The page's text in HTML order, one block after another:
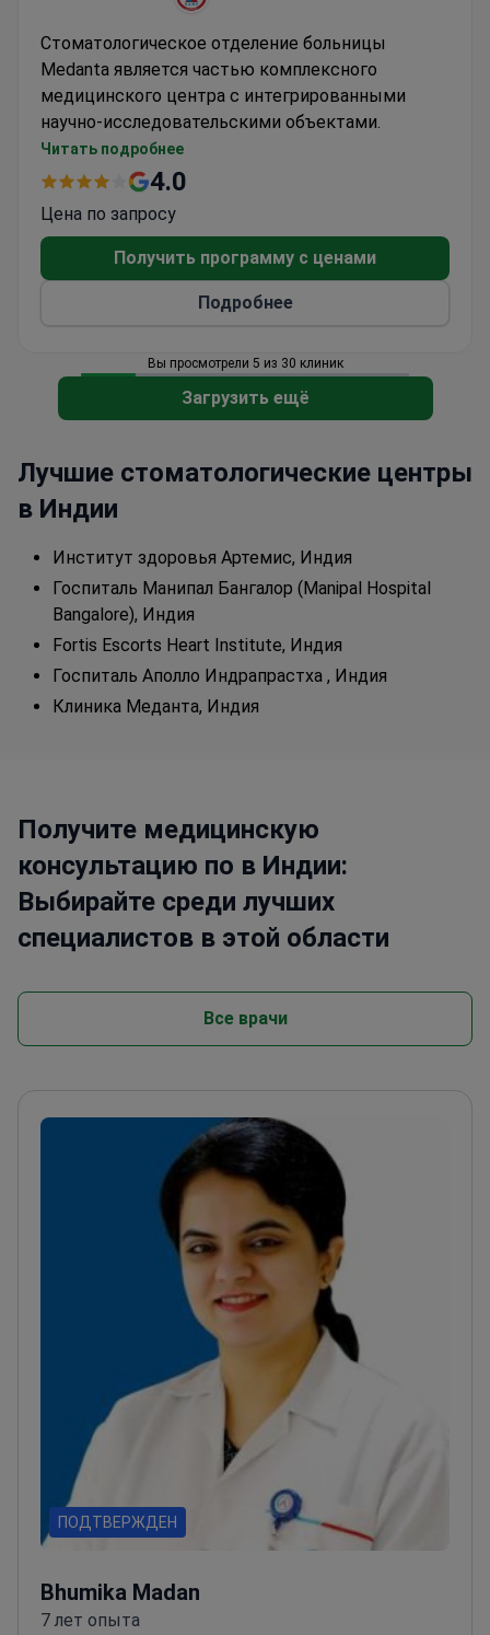
Стоматологическое отделение больницы
Medanta является частью комплексного
медицинского центра с интегрированными
научно-исследовательскими объектами.
Охватывает общие и специализированные
стоматологические процедуры
экспертизе при необходимости
Современное стоматологическое
оборудование в условиях полноценного
Читать подробнее
4.0
Цена по запросу
Получить программу с ценами
Подробнее
Вы просмотрели 5 из 30 клиник
Загрузить ещё
Лучшие стоматологические центры
в Индии
Институт здоровья Артемис, Индия
Госпиталь Манипал Бангалор (Manipal Hospital
Bangalore), Индия
Fortis Escorts Heart Institute, Индия
Госпиталь Аполло Индрапрастха , Индия
Клиника Меданта, Индия
Получите медицинскую
консультацию по в Индии:
Выбирайте среди лучших
специалистов в этой области
Все врачи
ПОДТВЕРЖДЕН
Bhumika Madan
7 лет опыта